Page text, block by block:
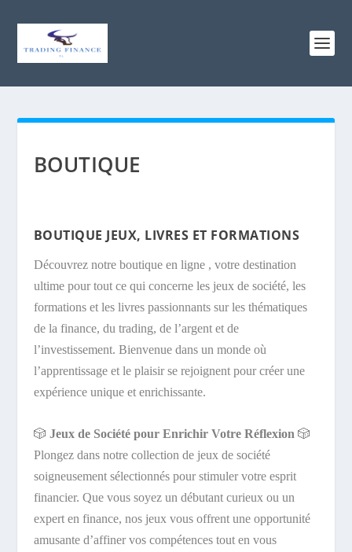
BOUTIQUE
BOUTIQUE JEUX, LIVRES ET FORMATIONS
Découvrez notre boutique en ligne , votre destination
ultime pour tout ce qui concerne les jeux de société, les
formations et les livres passionnants sur les thématiques
de la finance, du trading, de l’argent et de
l’investissement. Bienvenue dans un monde où
l’apprentissage et le plaisir se rejoignent pour créer une
expérience unique et enrichissante.
🎲 Jeux de Société pour Enrichir Votre Réflexion 🎲
Plongez dans notre collection de jeux de société
soigneusement sélectionnés pour stimuler votre esprit
financier. Que vous soyez un débutant curieux ou un
expert en finance, nos jeux vous offrent une opportunité
amusante d’affiner vos compétences tout en vous